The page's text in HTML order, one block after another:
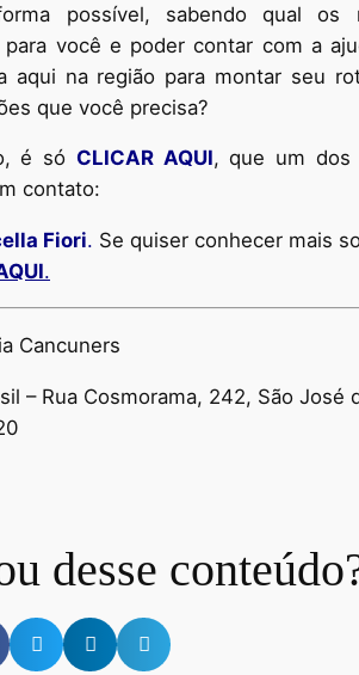
possível, sabendo qual os
para você e poder contar com a
aqui na região para montar seu
que você precisa?
é só CLICAR AQUI, que um dos
contato:
Fiori. Se quiser conhecer mais
.
Cancuners
– Rua Cosmorama, 242, São José
desse